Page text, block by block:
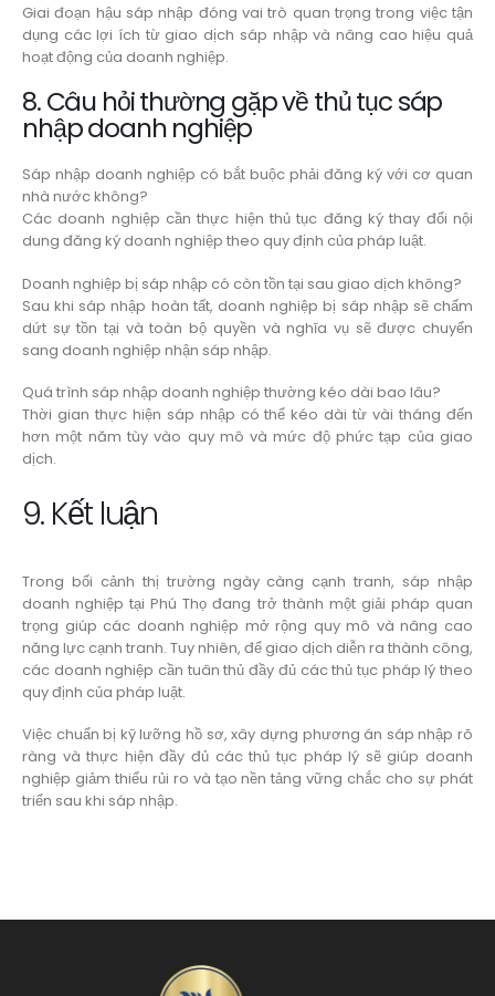
Giai đoạn hậu sáp nhập đóng vai trò quan trọng trong việc tận
dụng các lợi ích từ giao dịch sáp nhập và nâng cao hiệu quả
hoạt động của doanh nghiệp.
8. Câu hỏi thường gặp về thủ tục sáp
nhập doanh nghiệp
Sáp nhập doanh nghiệp có bắt buộc phải đăng ký với cơ quan
nhà nước không?
Các doanh nghiệp cần thực hiện thủ tục đăng ký thay đổi nội
dung đăng ký doanh nghiệp theo quy định của pháp luật.
Doanh nghiệp bị sáp nhập có còn tồn tại sau giao dịch không?
Sau khi sáp nhập hoàn tất, doanh nghiệp bị sáp nhập sẽ chấm
dứt sự tồn tại và toàn bộ quyền và nghĩa vụ sẽ được chuyển
sang doanh nghiệp nhận sáp nhập.
Quá trình sáp nhập doanh nghiệp thường kéo dài bao lâu?
Thời gian thực hiện sáp nhập có thể kéo dài từ vài tháng đến
hơn một năm tùy vào quy mô và mức độ phức tạp của giao
dịch.
9. Kết luận
Trong bối cảnh thị trường ngày càng cạnh tranh, sáp nhập
doanh nghiệp tại Phú Thọ đang trở thành một giải pháp quan
trọng giúp các doanh nghiệp mở rộng quy mô và nâng cao
năng lực cạnh tranh. Tuy nhiên, để giao dịch diễn ra thành công,
các doanh nghiệp cần tuân thủ đầy đủ các thủ tục pháp lý theo
quy định của pháp luật.
Việc chuẩn bị kỹ lưỡng hồ sơ, xây dựng phương án sáp nhập rõ
ràng và thực hiện đầy đủ các thủ tục pháp lý sẽ giúp doanh
nghiệp giảm thiểu rủi ro và tạo nền tảng vững chắc cho sự phát
triển sau khi sáp nhập.